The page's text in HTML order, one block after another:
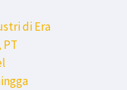
di Era
PT